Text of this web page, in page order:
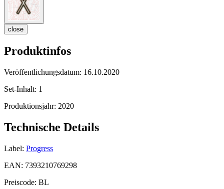
close
Produktinfos
Veröffentlichungsdatum: 16.10.2020
Set-Inhalt: 1
Produktionsjahr: 2020
Technische Details
Label: Progress
EAN: 7393210769298
Preiscode: BL